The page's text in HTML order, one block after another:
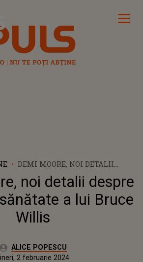
DEMI MOORE, NOI DETALII
DESPRE STAREA DE SĂNĂTATE A
LUI BRUCE WILLIS
noi detalii despre
a lui Bruce
Willis
Autor:ALICE POPESCU
2 februarie 2024